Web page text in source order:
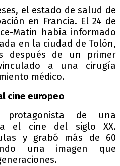
el estado de salud de
en Francia. El 24 de
Matin había informado
en la ciudad de Tolón,
después de un primer
a una cirugía
médico.
cine europeo
de una
el cine del siglo XX.
y grabó más de 60
una imagen que